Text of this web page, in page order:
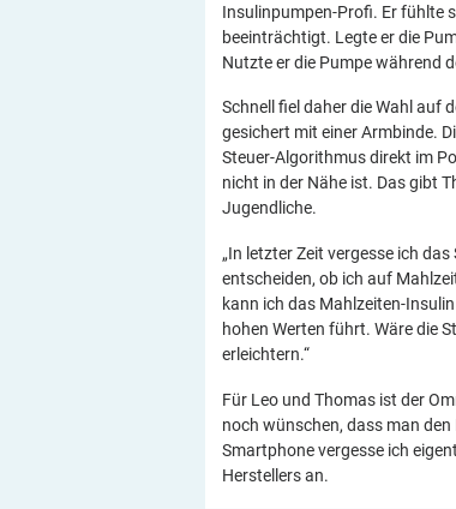
Insulinpumpen-Profi. Er fühlte
beeinträchtigt. Legte er die
Nutzte er die Pumpe während
Schnell fiel daher die Wahl auf
gesichert mit einer Armbinde.
Steuer-Algorithmus direkt im
nicht in der Nähe ist. Das gibt
Jugendliche.
„In letzter Zeit vergesse ich
entscheiden, ob ich auf
kann ich das Mahlzeiten-
hohen Werten führt. Wäre die
erleichtern.“
Für Leo und Thomas ist der
noch wünschen, dass man
Smartphone vergesse ich
Herstellers an.